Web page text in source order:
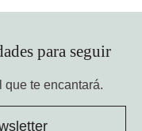
para seguir
te encantará.